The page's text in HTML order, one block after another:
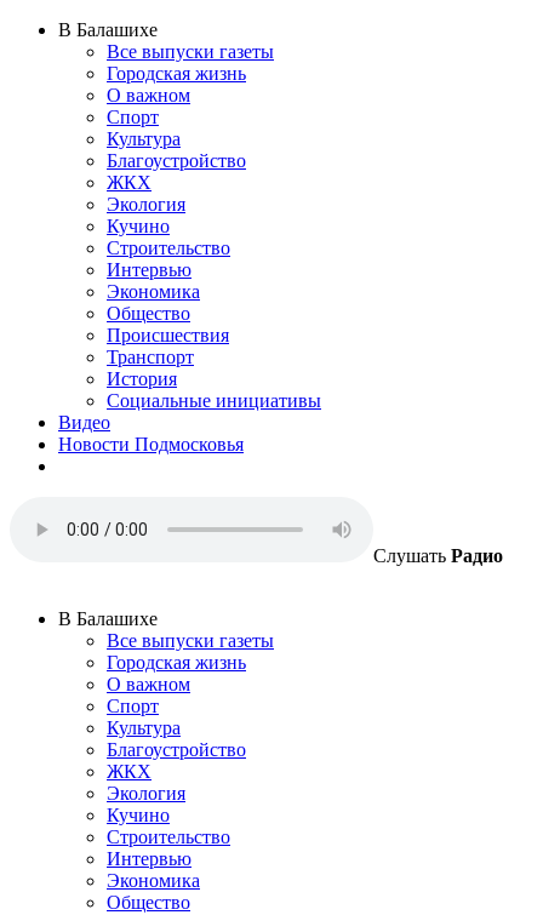
В Балашихе
Все выпуски газеты
Городская жизнь
О важном
Спорт
Культура
Благоустройство
ЖКХ
Экология
Кучино
Строительство
Интервью
Экономика
Общество
Происшествия
Транспорт
История
Социальные инициативы
Видео
Новости Подмосковья
Слушать Радио
В Балашихе
Все выпуски газеты
Городская жизнь
О важном
Спорт
Культура
Благоустройство
ЖКХ
Экология
Кучино
Строительство
Интервью
Экономика
Общество